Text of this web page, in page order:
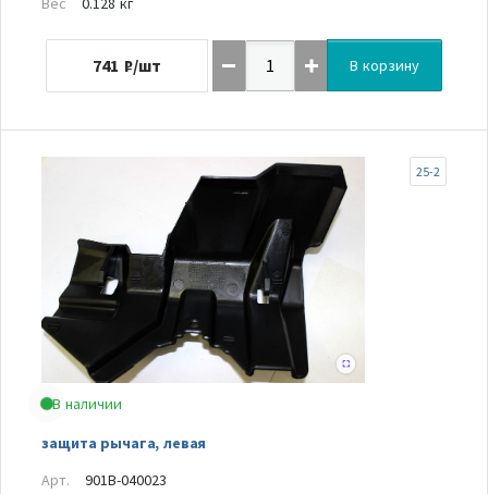
741 ₽/шт В корзину
В наличии
защита рычага, левая
25-2
Арт.
901B-040023